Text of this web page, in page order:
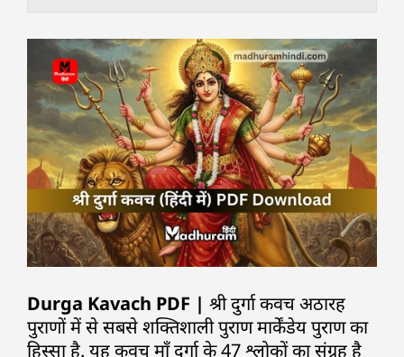
Durga Kavach PDF | श्री दुर्गा कवच अठारह
पुराणों में से सबसे शक्तिशाली पुराण मार्केंडेय पुराण का
हिस्सा है. यह कवच माँ दुर्गा के 47 श्लोकों का संग्रह है